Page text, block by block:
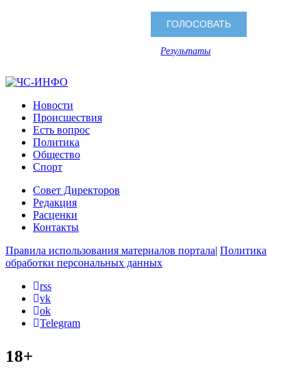
Результаты
Новости
Происшествия
Есть вопрос
Политика
Общество
Спорт
Совет Директоров
Редакция
Расценки
Контакты
Правила использования материалов портала| Политика
обработки персональных данных
rss
vk
ok
Telegram
18+